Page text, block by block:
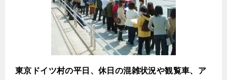
東京ドイツ村の平日、休日の混雑状況や観覧車、ア